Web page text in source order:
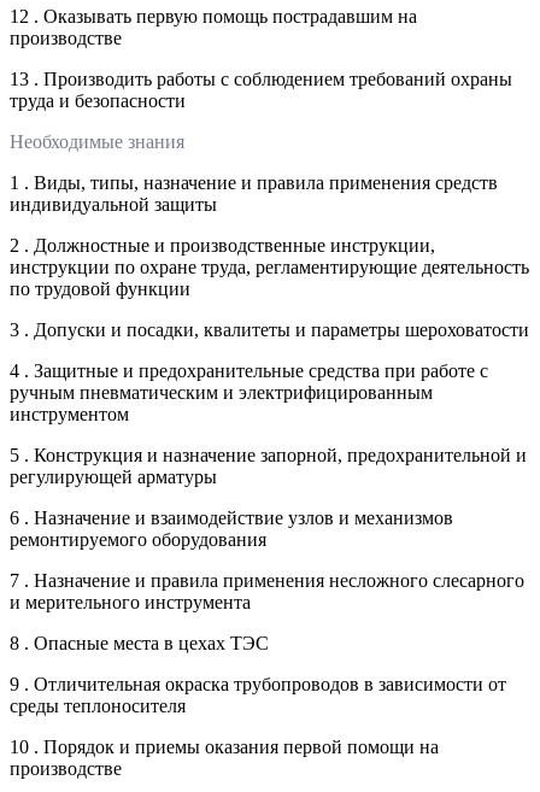
12 . Оказывать первую помощь пострадавшим на
производстве
13 . Производить работы с соблюдением требований охраны
труда и безопасности
Необходимые знания
1 . Виды, типы, назначение и правила применения средств
индивидуальной защиты
2 . Должностные и производственные инструкции,
инструкции по охране труда, регламентирующие деятельность
по трудовой функции
3 . Допуски и посадки, квалитеты и параметры шероховатости
4 . Защитные и предохранительные средства при работе с
ручным пневматическим и электрифицированным
инструментом
5 . Конструкция и назначение запорной, предохранительной и
регулирующей арматуры
6 . Назначение и взаимодействие узлов и механизмов
ремонтируемого оборудования
7 . Назначение и правила применения несложного слесарного
и мерительного инструмента
8 . Опасные места в цехах ТЭС
9 . Отличительная окраска трубопроводов в зависимости от
среды теплоносителя
10 . Порядок и приемы оказания первой помощи на
производстве